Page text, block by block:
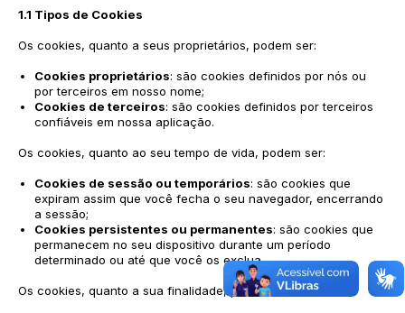
1.1 Tipos de Cookies
Os cookies, quanto a seus proprietários, podem ser:
Cookies proprietários: são cookies definidos por nós ou
por terceiros em nosso nome;
Cookies de terceiros: são cookies definidos por terceiros
confiáveis em nossa aplicação.
Os cookies, quanto ao seu tempo de vida, podem ser:
Cookies de sessão ou temporários: são cookies que
expiram assim que você fecha o seu navegador, encerrando
a sessão;
Cookies persistentes ou permanentes: são cookies que
permanecem no seu dispositivo durante um período
determinado ou até que você os exclua.
Os cookies, quanto a sua finalidade, podem ser: